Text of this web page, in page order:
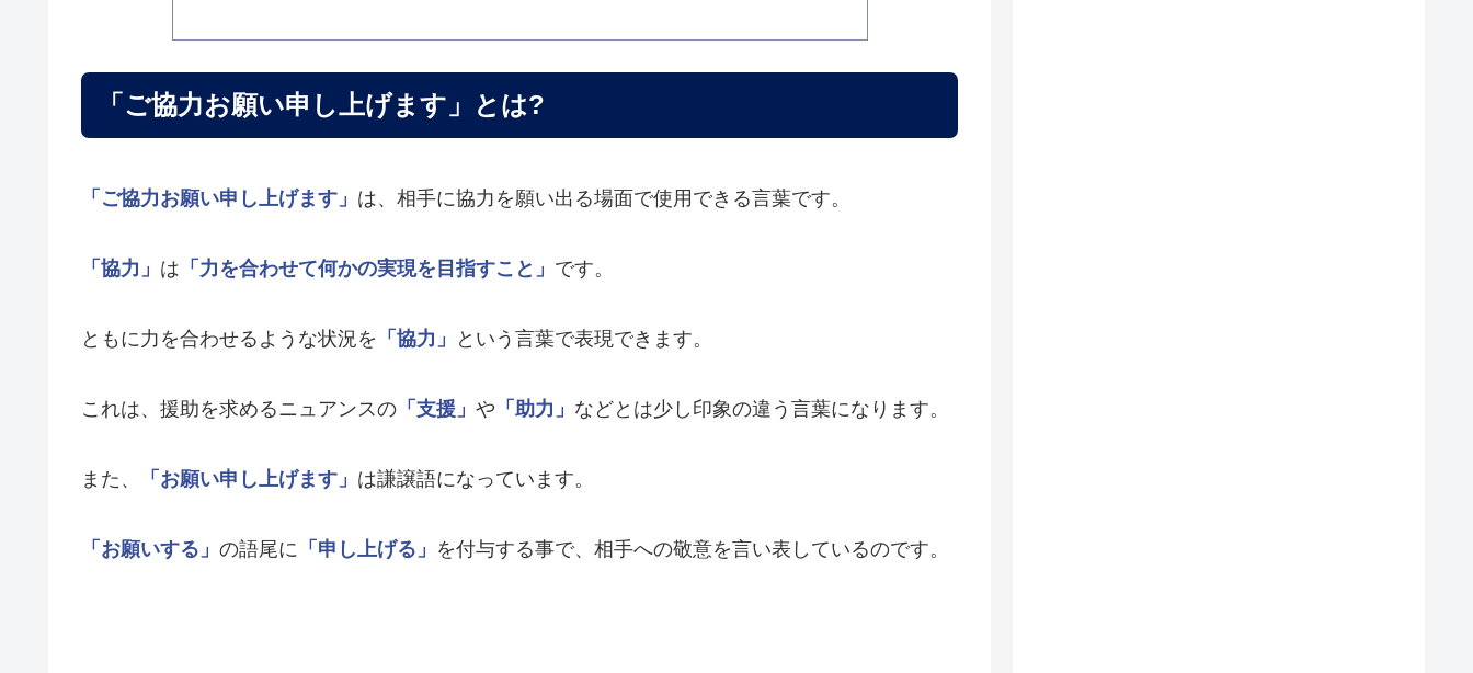
「ご協力お願い申し上げます」とは?
「ご協力お願い申し上げます」 は、相手に協力を願い出る場面で使用できる言葉です。
「協力」 は 「力を合わせて何かの実現を目指すこと」 です。
ともに力を合わせるような状況を 「協力」 という言葉で表現できます。
これは、援助を求めるニュアンスの 「支援」 や 「助力」 などとは少し印象の違う言葉になります。
また、 「お願い申し上げます」 は謙譲語になっています。
「お願いする」 の語尾に 「申し上げる」 を付与する事で、相手への敬意を言い表しているのです。